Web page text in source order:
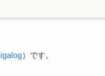
）です。